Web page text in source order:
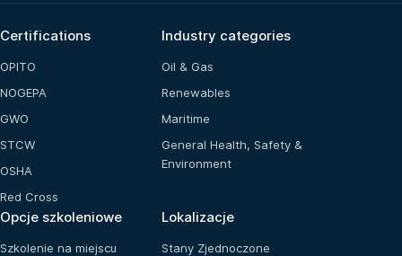
Certifications
OPITO
NOGEPA
GWO
STCW
OSHA
Red Cross
Industry categories
Oil & Gas
Renewables
Maritime
General Health, Safety &
Environment
Opcje szkoleniowe
Szkolenie na miejscu
Lokalizacje
Stany Zjednoczone